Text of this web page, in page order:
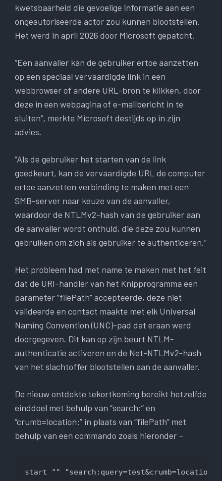
kwetsbaarheid die gevoelige informatie aan een
ongeautoriseerde actor zou kunnen blootstellen.
Het werd in april 2026 door Microsoft gepatcht.
“Een aanvaller kan de gebruiker ertoe aanzetten
op een speciaal vervaardigde link in een
webbrowser of andere URL-bron te klikken, door
deze in een webpagina of e-mailbericht in te
sluiten”, merkte Microsoft destijds op in zijn
advies.
“Als de gebruiker het starten van de link
goedkeurt, kan de vervaardigde URL de computer
ertoe aanzetten verbinding te maken met een
SMB-server naar keuze van de aanvaller,
waardoor de NTLMv2-hash van de gebruiker aan
de aanvaller wordt onthuld, die deze zou kunnen
gebruiken om zich als gebruiker te authenticeren.”
Het probleem had met name te maken met het feit
dat de URI-handler van het Knipprogramma een
parameter “filePath” accepteerde, deze niet
valideerde en contact maakte met elk Universal
Naming Convention (UNC)-pad dat eraan werd
doorgegeven. Dit kan op zijn beurt NTLM-
authenticatie activeren en de Net-NTLMv2-hash
van het slachtoffer blootstellen aan de aanvaller.
De nieuw ontdekte tekortkoming bereikt hetzelfde
einddoel met behulp van “search:” en
“crumb=location:” in plaats van “filePath” met
behulp van een commando zoals hieronder –
start ""